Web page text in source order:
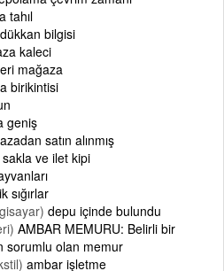
tahıl
dükkan bilgisi
kaleci
mağaza
birikintisi
geniş
satın alınmış
sakla ve ilet kipi
sığırlar
depu içinde bulundu
AMBAR MEMURU: Belirli bir
sorumlu olan memur
ambar işletme